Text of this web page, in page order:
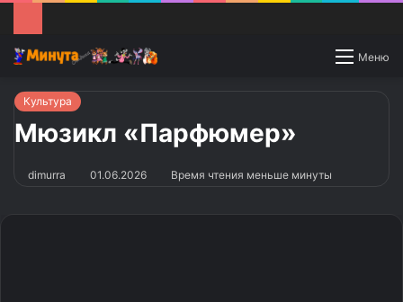
Меню
Switch
Культура
Мюзикл «Парфюмер»
dimurra 01.06.2026 Время чтения меньше минуты